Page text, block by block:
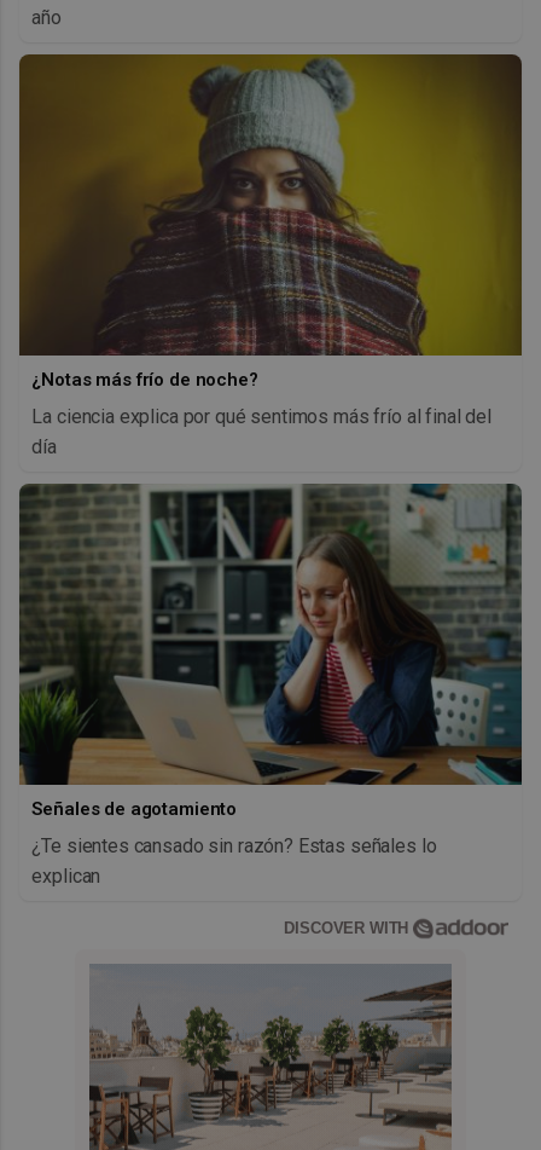
año
¿Notas más frío de noche?
La ciencia explica por qué sentimos más frío al final del
día
Señales de agotamiento
¿Te sientes cansado sin razón? Estas señales lo
explican
DISCOVER WITH